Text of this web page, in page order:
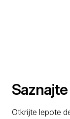
Otkrijte lepote